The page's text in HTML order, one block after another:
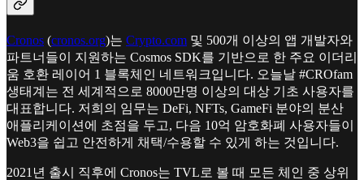
Cronos (cronos.org)는 Crypto.com 및 500개 이상의 앱 개발자와
파트너들이 지원하는 Cosmos SDK를 기반으로 한 주요 이더리
움 호환 레이어 1 블록체인 네트워크입니다. 오늘날 #CROfam
생태계는 전 세계적으로 8000만명 이상의 대상 기초 사용자를
대표합니다. 저희의 임무는 DeFi, NFTs, GameFi 분야의 분산
애플리케이션에 초점을 두고, 다음 10억 암호화폐 사용자들이
Web3을 쉽고 안전하게 채택/수용할 수 있게 하는 것입니다.
2021년 출시 직후에 Cronos는 TVL로 볼 때 모든 체인 중 상위